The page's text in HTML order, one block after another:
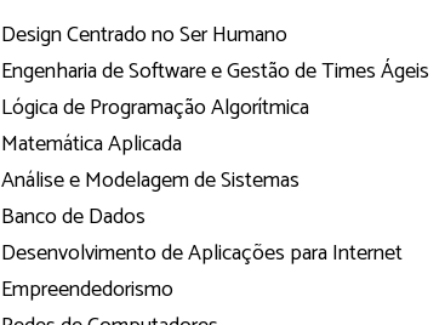
Design Centrado no Ser Humano
Engenharia de Software e Gestão de Times Ágeis
Lógica de Programação Algorítmica
Matemática Aplicada
Análise e Modelagem de Sistemas
Banco de Dados
Desenvolvimento de Aplicações para Internet
Empreendedorismo